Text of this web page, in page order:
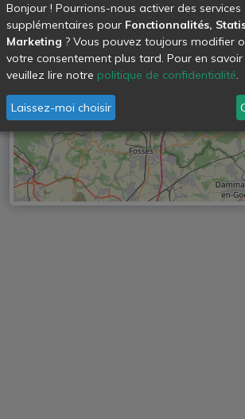
Bonjour ! Pourrions-nous activer des services
supplémentaires pour Fonctionnalités,
Marketing ? Vous pouvez toujours modifier
votre consentement plus tard. Pour en savoir
veuillez lire notre politique de confidentialité.
Laissez-moi choisir